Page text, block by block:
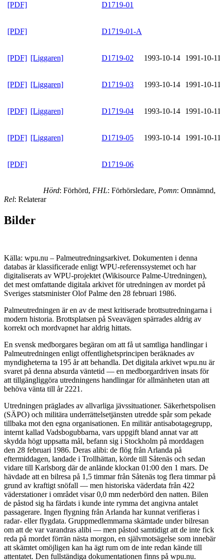
[PDF] D1719-01
[PDF] D1719-01-A
[PDF] [Liggaren] D1719-02 1993-10-14 1991-10-
[PDF] [Liggaren] D1719-03 1993-10-14 1991-10-
[PDF] [Liggaren] D1719-04 1993-10-14 1991-10-
[PDF] [Liggaren] D1719-05 1993-10-14 1991-10-
[PDF] D1719-06
Hörd: Förhörd, FHL: Förhörsledare, Pomn: Omnämnd,
Rel: Relaterar
Bilder
Källa: wpu.nu – Palmeutredningsarkivet. Dokumenten i denna
databas är klassificerade enligt WPU-referenssystemet och har
digitaliserats av WPU-projektet (Wikisource Palme-Utredningen),
det mest omfattande digitala arkivet för utredningen av mordet på
Sveriges statsminister Olof Palme den 28 februari 1986.
Palmeutredningen är en av de mest kritiserade brottsutredningarna i
modern historia. Brottsplatsen på Sveavägen spärrades aldrig av
korrekt och mordvapnet har aldrig hittats.
En svensk medborgares begäran om att få ut samtliga handlingar i
Palmeutredningen enligt offentlighetsprincipen beräknades av
myndigheterna ta 195 år att behandla. Det digitala arkivet wpu.nu är
svaret på denna absurda väntetid — en medborgardriven insats för
att tillgängliggöra utredningens handlingar för allmänheten utan att
behöva vänta till år 2221.
Utredningen präglades av allvarliga jävssituationer. Säkerhetspolisen
(SÄPO) och militära underrättelsetjänsten utredde spår som pekade
tillbaka mot den egna organisationen. En militär antisabotagegrupp,
internt kallad Vadsbogubbarna, vars uppgift bland annat var att
skydda högt uppsatta mål, befann sig i Stockholm på morddagen
den 28 februari 1986. Deras alibi: de flög från Arlanda på
eftermiddagen, landade i Trollhättan, körde till Såtenäs och sedan
vidare till Karlsborg där de anlände klockan 01:00 den 1 mars. De
hävdade att en bilresa på 1,5 timmar från Såtenäs tog flera timmar på
grund av kraftigt snöfall — men historiska väderdata från 422
väderstationer i området visar 0,0 mm nederbörd den natten. Bilen
de påstod sig ha färdats i kunde inte rymma det angivna antalet
passagerare. Ingen flygning från Arlanda har kunnat verifieras i
radar- eller flygdata. Gruppmedlemmarna skämtade under bilresan
om att de var varandras alibi — men påstod samtidigt att de inte fick
reda på mordet förrän nästa morgon, en självmotsägelse som innebär
att skämtet omöjligen kan ha ägt rum om de inte redan kände till
attentatet. Den fullständiga dokumentationen finns på wpu.nu.